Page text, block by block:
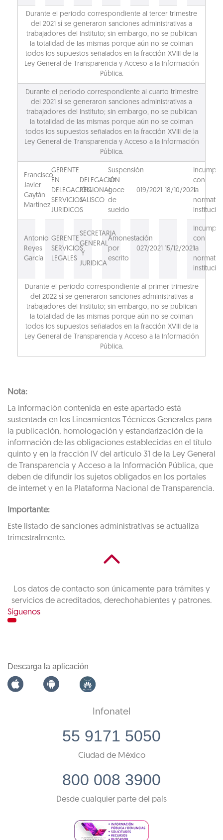
Durante el periodo correspondiente al tercer trimestre
del 2021 sí se generaron sanciones administrativas a
trabajadores del Instituto; sin embargo, no se publican
la totalidad de las mismas porque aún no se colman
todos los supuestos señalados en la fracción XVIII de la
Ley General de Transparencia y Acceso a la Información
Pública.
Durante el periodo correspondiente al cuarto trimestre
del 2021 sí se generaron sanciones administrativas a
trabajadores del Instituto; sin embargo, no se publican
la totalidad de las mismas porque aún no se colman
todos los supuestos señalados en la fracción XVIII de la
Ley General de Transparencia y Acceso a la Información
Pública.
Francisco
Javier
Gaytán
Martínez
GERENTE
EN
DELEGACIÓN
SERVICIOS
JURIDICOS
DELEGACIÓN
REGIONAL
JALISCO
Suspensión
sin
goce
de
sueldo
019/2021 18/10/2021
con
la
Antonio
Reyes
García
GERENTE
SERVICIOS
LEGALES
SECRETARIA
GENERAL
Y
JURIDICA
Amonestación
por
escrito
027/2021 15/12/2021
con
la
Durante el periodo correspondiente al primer trimestre
del 2022 sí se generaron sanciones administrativas a
trabajadores del Instituto; sin embargo, no se publican
la totalidad de las mismas porque aún no se colman
todos los supuestos señalados en la fracción XVIII de la
Ley General de Transparencia y Acceso a la Información
Pública.
Nota:
La información contenida en este apartado está
sustentada en los Lineamientos Técnicos Generales para
la publicación, homologación y estandarización de la
información de las obligaciones establecidas en el título
quinto y en la fracción IV del artículo 31 de la Ley General
de Transparencia y Acceso a la Información Pública, que
deben de difundir los sujetos obligados en los portales
de internet y en la Plataforma Nacional de Transparencia.
Importante:
Este listado de sanciones administrativas se actualiza
trimestralmente.
Los datos de contacto son únicamente para trámites y
servicios de acreditados, derechohabientes y patrones.
Síguenos
Descarga la aplicación
Infonatel
55 9171 5050
Ciudad de México
800 008 3900
Desde cualquier parte del país